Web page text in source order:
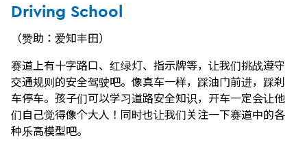
Driving School
（赞助：爱知丰田）
赛道上有十字路口、红绿灯、指示牌等，让我们挑战遵守
交通规则的安全驾驶吧。像真车一样，踩油门前进，踩刹
车停车。孩子们可以学习道路安全知识，开车一定会让他
们自己觉得像个大人！同时也让我们关注一下赛道中的各
种乐高模型吧。